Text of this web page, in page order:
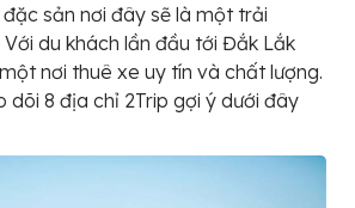
sản nơi đây sẽ là một trải
du khách lần đầu tới Đắk Lắk
nơi thuê xe uy tín và chất lượng.
dõi 8 địa chỉ 2Trip gợi ý dưới đây